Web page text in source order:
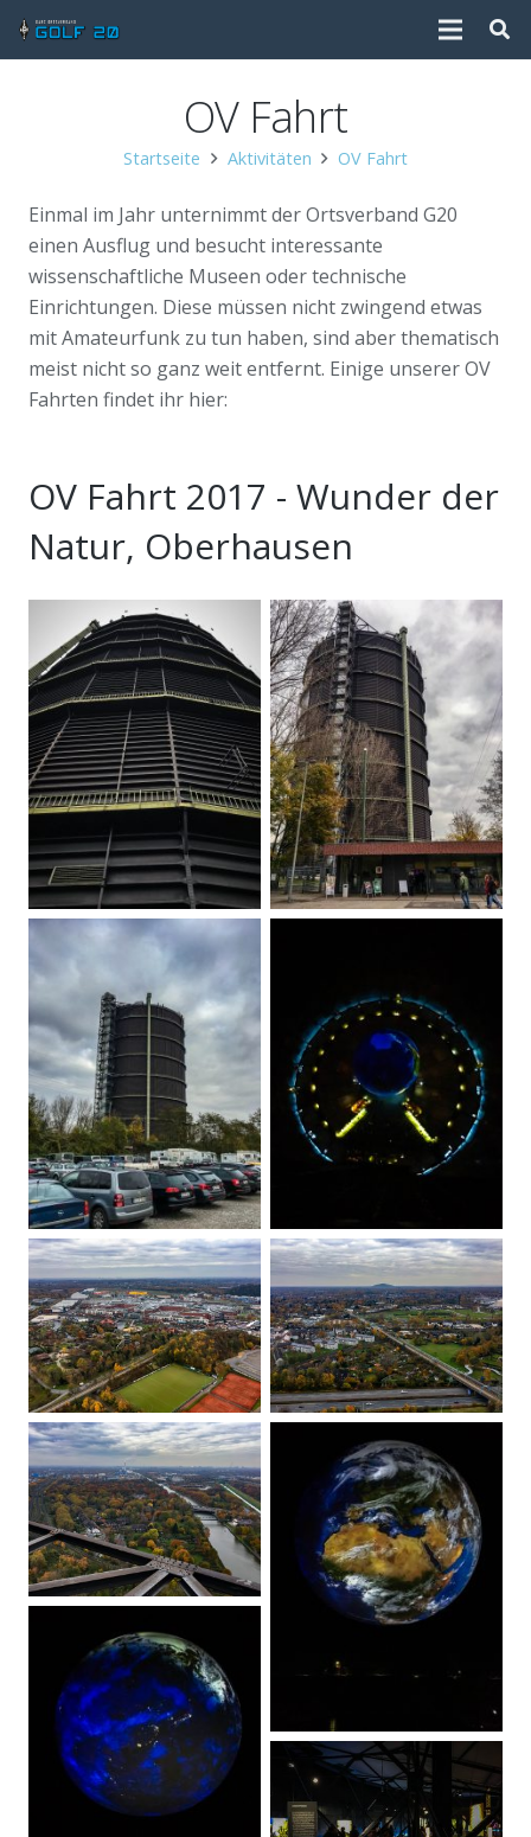
OV Fahrt
Startseite Aktivitäten OV Fahrt
Einmal im Jahr unternimmt der Ortsverband G20
einen Ausflug und besucht interessante
wissenschaftliche Museen oder technische
Einrichtungen. Diese müssen nicht zwingend etwas
mit Amateurfunk zu tun haben, sind aber thematisch
meist nicht so ganz weit entfernt. Einige unserer OV
Fahrten findet ihr hier:
OV Fahrt 2017 - Wunder der
Natur, Oberhausen